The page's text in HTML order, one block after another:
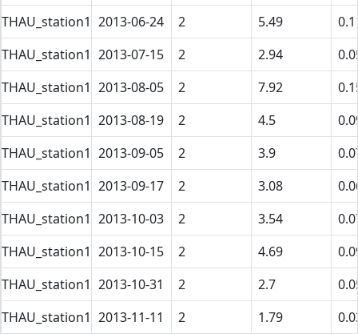
THAU_station1 2013-06-24 2 5.49
THAU_station1 2013-07-15 2 2.94
THAU_station1 2013-08-05 2 7.92
THAU_station1 2013-08-19 2 4.5
THAU_station1 2013-09-05 2 3.9
THAU_station1 2013-09-17 2 3.08
THAU_station1 2013-10-03 2 3.54
THAU_station1 2013-10-15 2 4.69
THAU_station1 2013-10-31 2 2.7
THAU_station1 2013-11-11 2 1.79